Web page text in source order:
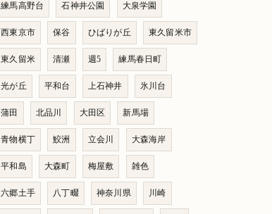
練馬高野台 石神井公園 大泉学園
西東京市 保谷 ひばりが丘 東久留米市
東久留米 清瀬 週5 練馬春日町
光が丘 平和台 上石神井 氷川台
蒲田 北品川 大田区 新馬場
青物横丁 鮫洲 立会川 大森海岸
平和島 大森町 梅屋敷 雑色
六郷土手 八丁畷 神奈川県 川崎